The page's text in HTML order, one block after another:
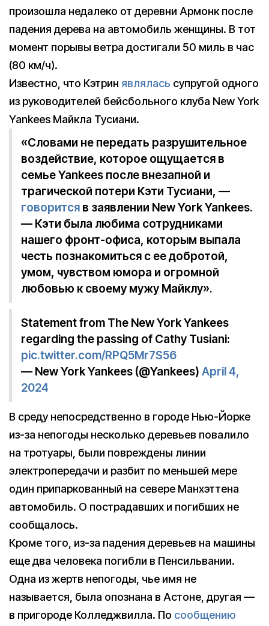
произошла недалеко от деревни Армонк после
падения дерева на автомобиль женщины. В тот
момент порывы ветра достигали 50 миль в час
(80 км/ч).
Известно, что Кэтрин являлась супругой одного
из руководителей бейсбольного клуба New York
Yankees Майкла Тусиани.
«Словами не передать разрушительное
воздействие, которое ощущается в
семье Yankees после внезапной и
трагической потери Кэти Тусиани, —
говорится в заявлении New York Yankees.
— Кэти была любима сотрудниками
нашего фронт-офиса, которым выпала
честь познакомиться с ее добротой,
умом, чувством юмора и огромной
любовью к своему мужу Майклу».
Statement from The New York Yankees
regarding the passing of Cathy Tusiani:
pic.twitter.com/RPQ5Mr7S56
— New York Yankees (@Yankees) April 4,
2024
В среду непосредственно в городе Нью-Йорке
из-за непогоды несколько деревьев повалило
на тротуары, были повреждены линии
электропередачи и разбит по меньшей мере
один припаркованный на севере Манхэттена
автомобиль. О пострадавших и погибших не
сообщалось.
Кроме того, из-за падения деревьев на машины
еще два человека погибли в Пенсильвании.
Одна из жертв непогоды, чье имя не
называется, была опознана в Астоне, другая —
в пригороде Колледжвилла. По сообщению